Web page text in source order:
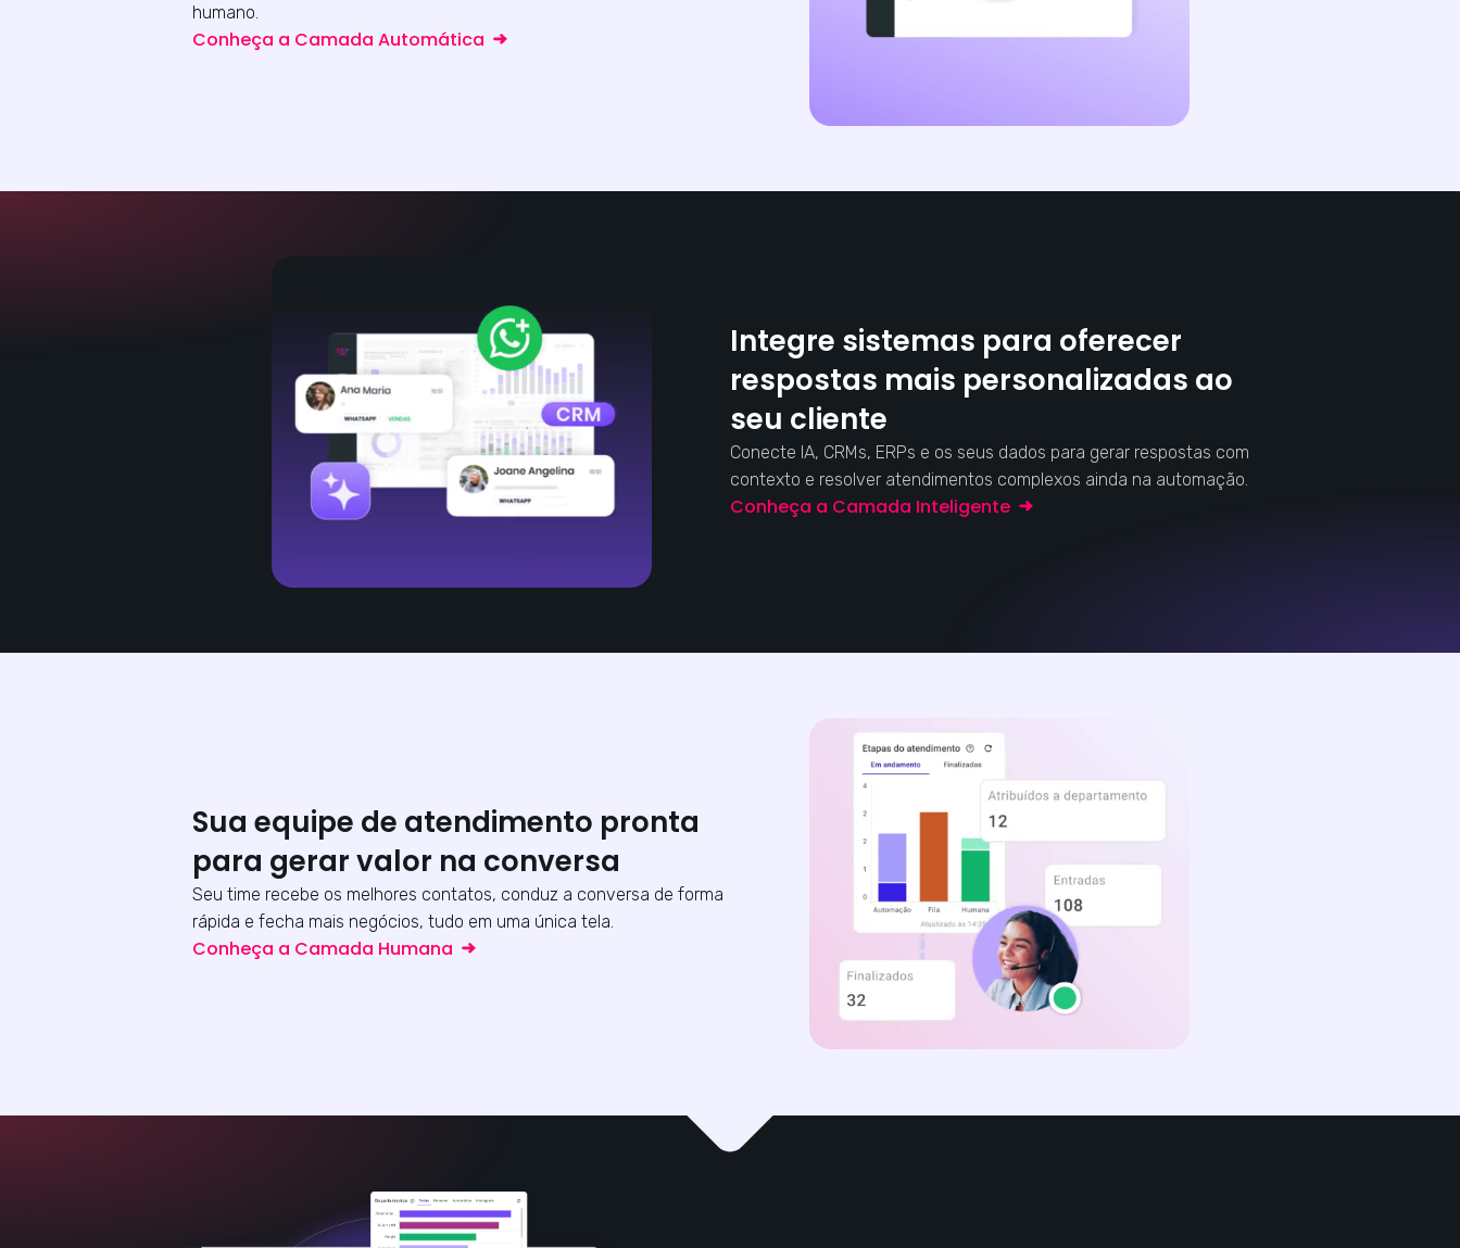
humano.
Conheça a Camada Automática
Integre sistemas para oferecer
respostas mais personalizadas ao
seu cliente
Conecte IA, CRMs, ERPs e os seus dados para gerar respostas com
contexto e resolver atendimentos complexos ainda na automação.
Conheça a Camada Inteligente
Sua equipe de atendimento pronta
para gerar valor na conversa
Seu time recebe os melhores contatos, conduz a conversa de forma
rápida e fecha mais negócios, tudo em uma única tela.
Conheça a Camada Humana